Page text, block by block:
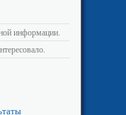
информации.